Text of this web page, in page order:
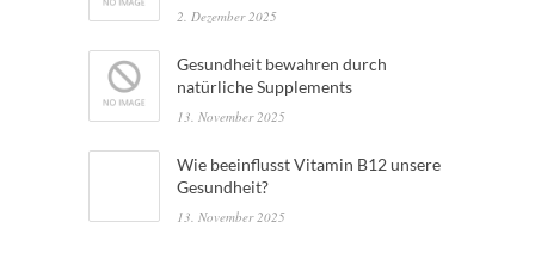
2. Dezember 2025
Gesundheit bewahren durch
natürliche Supplements
13. November 2025
Wie beeinflusst Vitamin B12 unsere
Gesundheit?
13. November 2025